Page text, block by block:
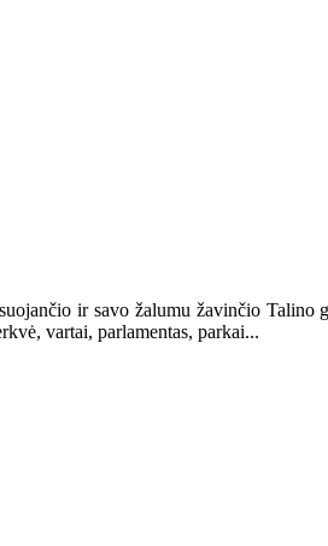
ir savo žalumu žavinčio Talino
vartai, parlamentas, parkai...